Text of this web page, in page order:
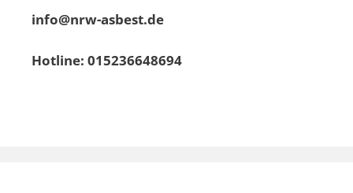
info@nrw-asbest.de
Hotline: 015236648694